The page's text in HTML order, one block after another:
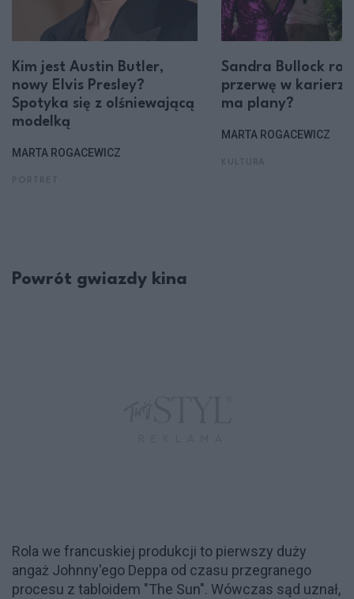
Kim jest Austin Butler,
nowy Elvis Presley?
Spotyka się z olśniewającą
modelką
MARTA ROGACEWICZ
Sandra Bullock
przerwę w
ma plany?
MARTA ROGACEWICZ
Powrót gwiazdy kina
Rola we francuskiej produkcji to pierwszy duży
angaż Johnny'ego Deppa od czasu przegranego
procesu z tabloidem "The Sun". Wówczas sąd uznał,